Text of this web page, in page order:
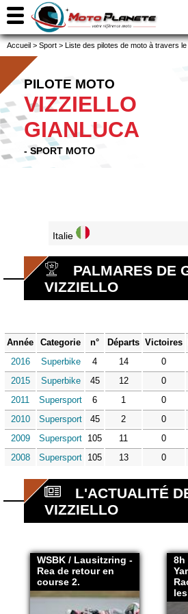
Accueil > Sport > Liste des pilotes de moto à travers
PILOTE MOTO
VIZZIELLO
GIANLUCA
- SPORT MOTO
Italie
PALMARES DE
VIZZIELLO
Année Categorie n° Départs Victoires
2016
Superbike 4 14 0
2015
Superbike 45 12 0
2011
Supersport 6 1 0
2010
Supersport 45 2 0
2009
Supersport 105 11 0
2008
Supersport 105 13 0
L'ACTUALITÉ
VIZZIELLO
WSBK / Lausitzring -
Rea de retour en
course 2.
8h